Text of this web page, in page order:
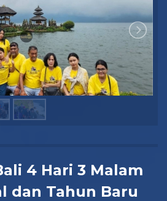
4 Hari 3 Malam
dan Tahun Baru